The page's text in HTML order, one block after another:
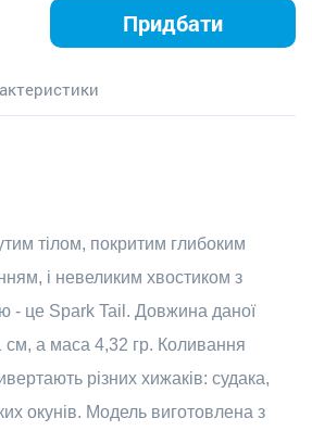
Придбати
тілом, покритим глибоким
і невеликим хвостиком з
- це Spark Tail. Довжина даної
см, а маса 4,32 гр. Коливання
різних хижаків: судака,
окунів. Модель виготовлена з